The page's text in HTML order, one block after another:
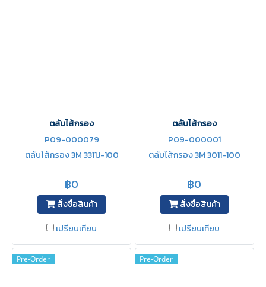
ตลับไส้กรอง
P09-000079
ตลับไส้กรอง 3M 3311J-100
฿0
สั่งซื้อสินค้า
เปรียบเทียบ
ตลับไส้กรอง
P09-000001
ตลับไส้กรอง 3M 3011-100
฿0
สั่งซื้อสินค้า
เปรียบเทียบ
Pre-Order Pre-Order